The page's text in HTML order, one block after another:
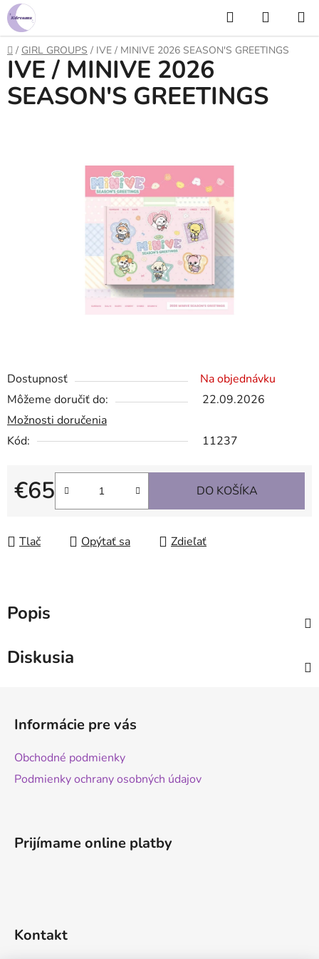
Prejsť
na
obsah
Hľadať
KOŠÍK
Domov
/ GIRL GROUPS / IVE / MINIVE 2026 SEASON'S GREETINGS
Dostupnosť
Na objednávku
Môžeme doručiť do:
22.09.2026
Možnosti doručenia
Kód:
11237
€65
Jednotková cena:
DO KOŠÍKA
Tlač Opýtať sa Zdieľať
IVE / MINIVE 2026
SEASON'S GREETINGS
Popis
Diskusia
Informácie pre vás
Obchodné podmienky
Podmienky ochrany osobných údajov
Prijímame online platby
Kontakt